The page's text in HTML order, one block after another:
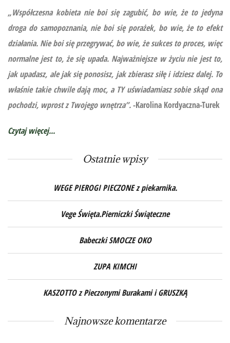
„Współczesna kobieta nie boi się zagubić, bo wie, że to jedyna
droga do samopoznania, nie boi się porażek, bo wie, że to efekt
działania. Nie boi się przegrywać, bo wie, że sukces to proces, więc
normalne jest to, że się upada. Najważniejsze w życiu nie jest to,
jak upadasz, ale jak się ponosisz, jak zbierasz siłę i idziesz dalej. To
właśnie takie chwile dają moc, a TY uświadamiasz sobie skąd ona
pochodzi, wprost z Twojego wnętrza”.-Karolina Kordyaczna-Turek
Czytaj więcej...
Ostatnie wpisy
WEGE PIEROGI PIECZONE z piekarnika.
Vege Święta.Pierniczki Świąteczne
Babeczki SMOCZE OKO
ZUPA KIMCHI
KASZOTTO z Pieczonymi Burakami i GRUSZKĄ
Najnowsze komentarze